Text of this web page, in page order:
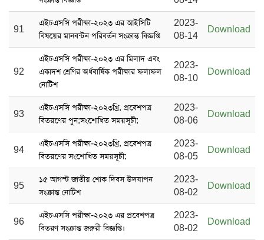
91
এইচএসসি পরীক্ষা-২০২৩ এর আইসিটি
বিষয়ের মানবন্টন পরিবর্তন সংক্রান্ত বিজ্ঞপ্তি
2023-
08-14
Download
92
এইচএসসি পরীক্ষা-২০২৩ এর মিলাদ এবং
একাদশ শ্রেণির অর্ধবার্ষিক পরীক্ষার ফলাফল
নোটিশ
2023-
08-10
Download
93
এইচএসসি পরীক্ষা-২০২৩খ্রি. প্রবেশপত্র
বিতরণের পুন:সংশোধিত সময়সূচী:
2023-
08-06
Download
94
এইচএসসি পরীক্ষা-২০২৩খ্রি. প্রবেশপত্র
বিতরণের সংশোধিত সময়সূচী:
2023-
08-05
Download
95
১৫ আগস্ট জাতীয় শোক দিবস ‍উদযাপন
সংক্রান্ত নোটিশ
2023-
08-02
Download
96
এইচএসসি পরীক্ষা-২০২৩ এর প্রবেশপত্র
বিতরণ সংক্রান্ত জরুরী বিজ্ঞপ্তি।
2023-
08-02
Download